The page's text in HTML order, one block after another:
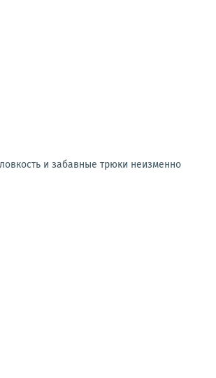
и забавные трюки неизменно